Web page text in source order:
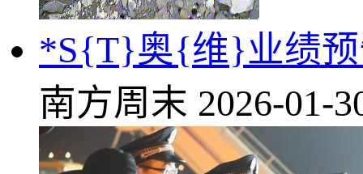
*S{T}奥{维}业绩预
南方周末 2026-01-